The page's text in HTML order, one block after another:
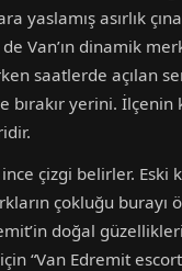
asırlık
Van’ın dinamik
saatlerde açılan
yerini. İlçenin
çizgi belirler. Eski
çokluğu
doğal
“Van Edremit